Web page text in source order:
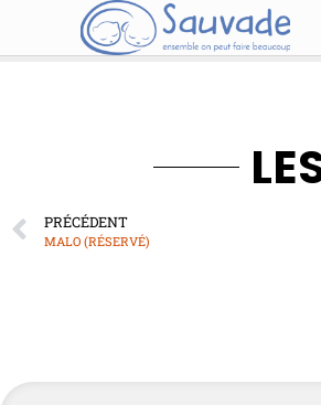
PRÉCÉDENT
MALO (RÉSERVÉ)